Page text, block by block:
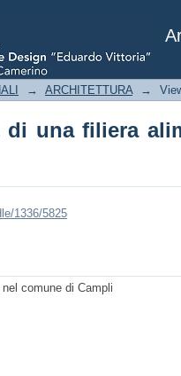
una filiera
→ ARCHITETTURA →
una filiera
1336/5825
comune di Campli